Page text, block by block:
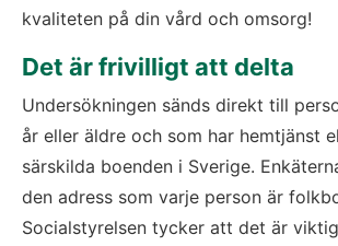
kvaliteten på din vård och omsorg!
Det är frivilligt att delta
Undersökningen sänds direkt till
år eller äldre och som har hemtjänst
särskilda boenden i Sverige.
den adress som varje person är
Socialstyrelsen tycker att det är